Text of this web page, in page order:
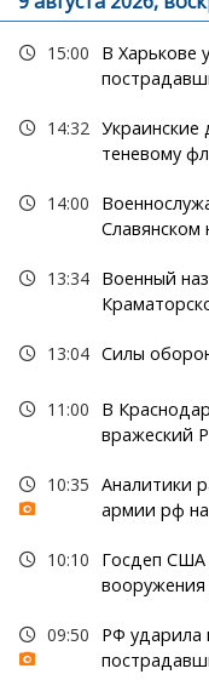
15:00
В Харькове
14:32
теневому
14:00
Славянском
13:34 Военный
13:04 Силы
11:00
В
вражеский
10:35 Аналитики
армии рф
10:10
Госдеп США
09:50
РФ ударила